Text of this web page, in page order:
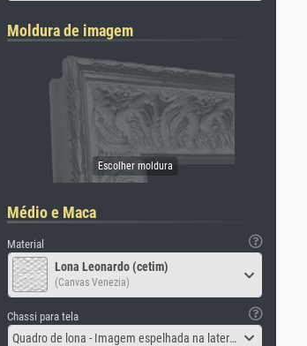
Moldura de imagem
Médio e Maca
Material
Lona Leonardo (cetim)
(Canvas Venezia)
Chassi para tela
Quadro de lona - Imagem espelhada na lateral